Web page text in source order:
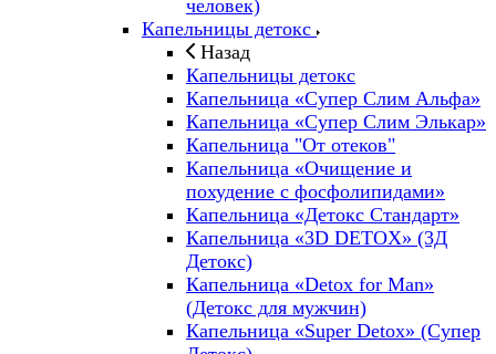
человек)
Капельницы детокс
Назад
Капельницы детокс
Капельница «Супер Слим Альфа»
Капельница «Супер Слим Элькар»
Капельница "От отеков"
Капельница «Очищение и
похудение с фосфолипидами»
Капельница «Детокс Стандарт»
Капельница «3D DETOX» (3Д
Детокс)
Капельница «Detox for Man»
(Детокс для мужчин)
Капельница «Super Detox» (Супер